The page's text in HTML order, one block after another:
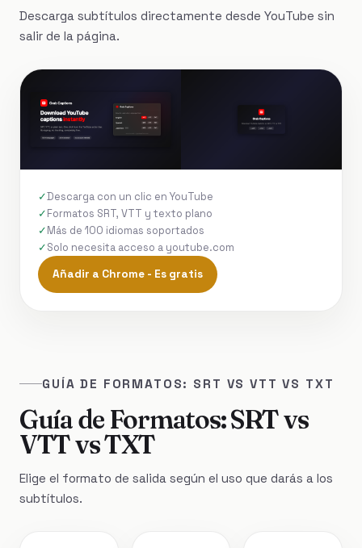
Descarga subtítulos directamente desde YouTube sin
salir de la página.
Descarga con un clic en YouTube
Formatos SRT, VTT y texto plano
Más de 100 idiomas soportados
Solo necesita acceso a youtube.com
Añadir a Chrome - Es gratis
GUÍA DE FORMATOS: SRT VS VTT VS TXT
Guía de Formatos: SRT vs
VTT vs TXT
Elige el formato de salida según el uso que darás a los
subtítulos.